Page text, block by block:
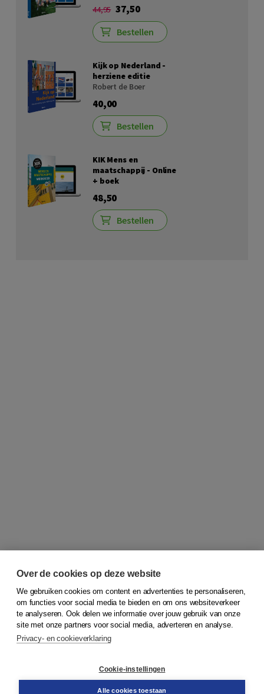
44,95 37,50
Bestellen
Kijk op Nederland -
herziene editie
Robert de Boer
40,00
Bestellen
KIK Mens en
maatschappij - Online
+ boek
48,50
Bestellen
© 2026Koninklijke Boom uitgevers
Bestellen
Over de cookies op deze website
We gebruiken cookies om content en advertenties te personaliseren,
om functies voor social media te bieden en om ons websiteverkeer
te analyseren. Ook delen we informatie over jouw gebruik van onze
site met onze partners voor social media, adverteren en analyse.
Privacy- en cookieverklaring
Cookie-instellingen
Alle cookies toestaan